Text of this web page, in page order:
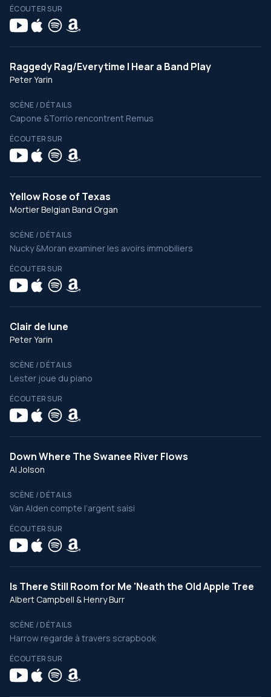
ÉCOUTER SUR
Raggedy Rag/Everytime I Hear a Band Play
Peter Yarin
SCÈNE / DÉTAILS
Capone &Torrio rencontrent Remus
ÉCOUTER SUR
Yellow Rose of Texas
Mortier Belgian Band Organ
SCÈNE / DÉTAILS
Nucky &Moran examiner les avoirs immobiliers
ÉCOUTER SUR
Clair de lune
Peter Yarin
SCÈNE / DÉTAILS
Lester joue du piano
ÉCOUTER SUR
Down Where The Swanee River Flows
Al Jolson
SCÈNE / DÉTAILS
Van Alden compte l’argent saisi
ÉCOUTER SUR
Is There Still Room for Me 'Neath the Old Apple Tree
Albert Campbell & Henry Burr
SCÈNE / DÉTAILS
Harrow regarde à travers scrapbook
ÉCOUTER SUR